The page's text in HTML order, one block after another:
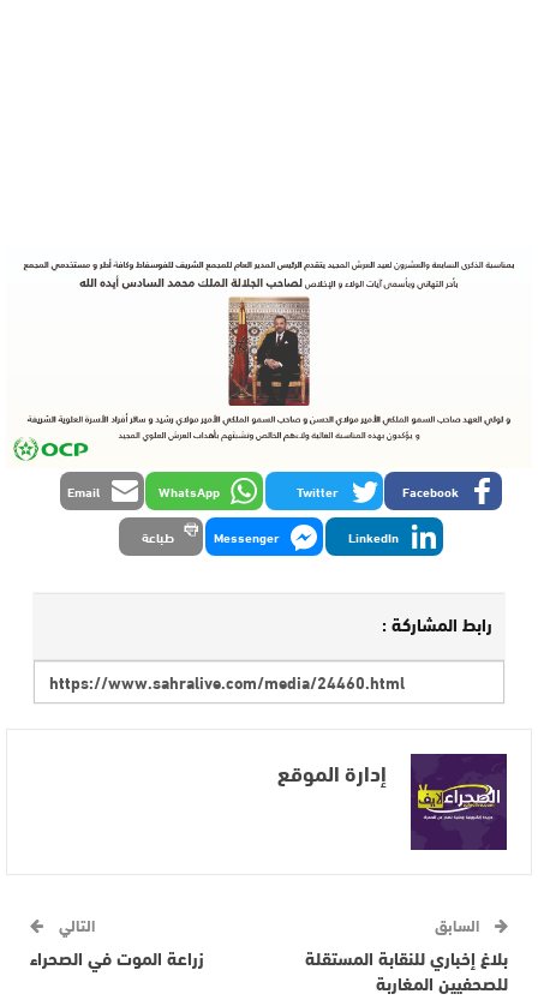
Facebook
Twitter
WhatsApp
Email
LinkedIn
Messenger طباعة
رابط المشاركة :
إدارة الموقع
السابق
بلاغ إخباري للنقابة المستقلة
للصحفيين المغاربة
التالي
زراعة الموت في الصحراء